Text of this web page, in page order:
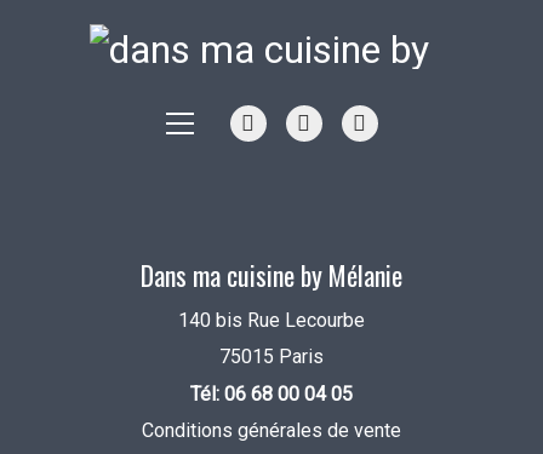
Dans ma cuisine by Mélanie
140 bis Rue Lecourbe
75015 Paris
Tél: 06 68 00 04 05
Conditions générales de vente